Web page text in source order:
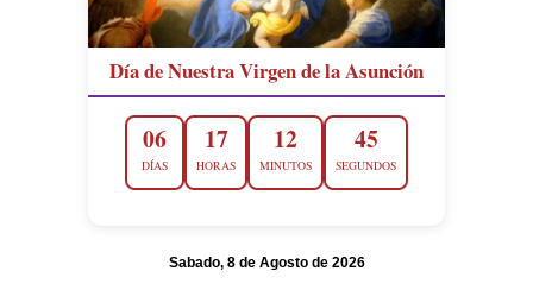
Día de Nuestra Virgen de la Asunción
06
DÍAS
17
HORAS
12
MINUTOS
44
SEGUNDOS
Sabado, 8 de Agosto de 2026